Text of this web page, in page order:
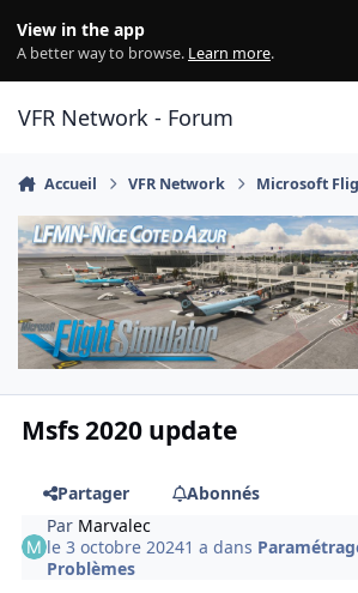
View in the app
A better way to browse. Learn more.
VFR Network - Forum
Accueil VFR Network Microsoft
Msfs 2020 update
Partager
Abonnés
Par Marvalec
le 3 octobre 20241 a dans
Problèmes